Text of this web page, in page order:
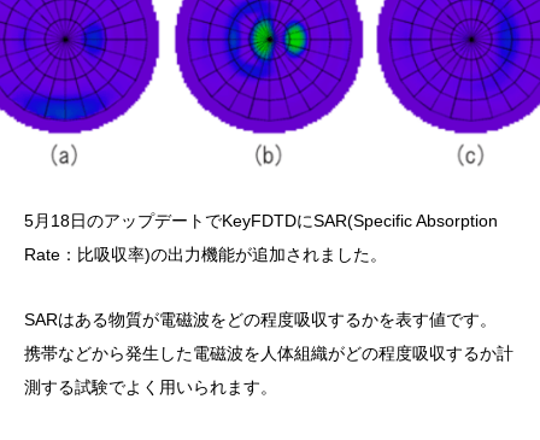
5月18日のアップデートでKeyFDTDにSAR(Specific Absorption
Rate：比吸収率)の出力機能が追加されました。
SARはある物質が電磁波をどの程度吸収するかを表す値です。
携帯などから発生した電磁波を人体組織がどの程度吸収するか計
測する試験でよく用いられます。